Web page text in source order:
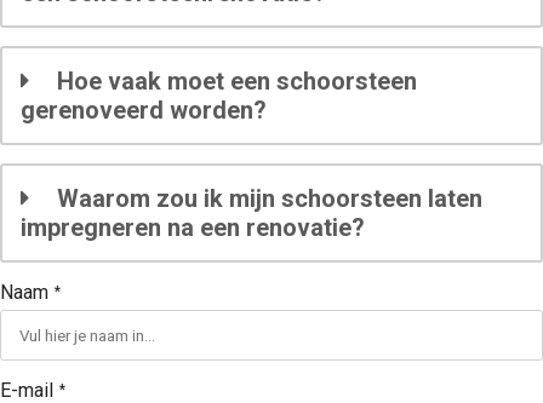
Hoe vaak moet een schoorsteen
gerenoveerd worden?
Waarom zou ik mijn schoorsteen laten
impregneren na een renovatie?
Naam *
E-mail *